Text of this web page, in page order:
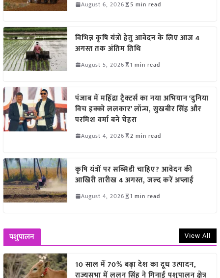
August 6, 2026 5 min read
विभिन्न कृषि यंत्रों हेतु आवेदन के लिए आज 4
अगस्त तक अंतिम तिथि
August 5, 2026 1 min read
पंजाब में महिंद्रा ट्रैक्टर्स का नया अभियान ‘दुनिया
विच इक्को ललकार’ लॉन्च, सुखबीर सिंह और
परमिश वर्मा बने चेहरा
August 4, 2026 2 min read
कृषि यंत्रों पर सब्सिडी चाहिए? आवेदन की
आखिरी तारीख 4 अगस्त, जल्द करें अप्लाई
August 4, 2026 1 min read
पशुपालन View All
10 साल में 70% बढ़ा देश का दूध उत्पादन,
राज्यसभा में ललन सिंह ने गिनाईं पशुपालन क्षेत्र